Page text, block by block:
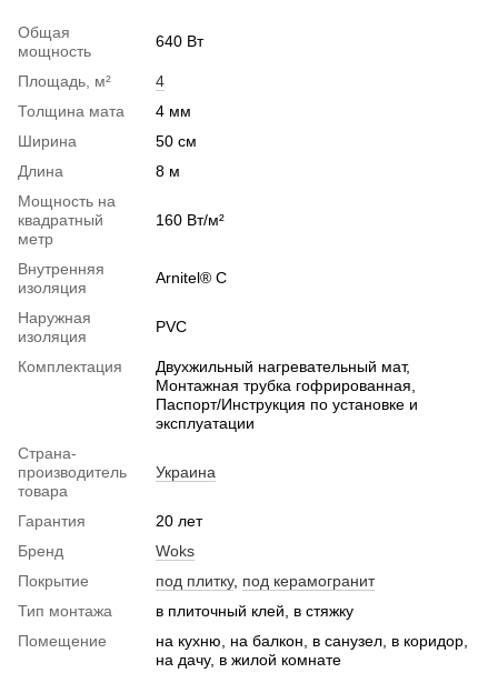
Общая
мощность
640 Вт
Площадь, м²
4
Толщина мата
4 мм
Ширина
50 см
Длина
8 м
Мощность на
квадратный
метр
160 Вт/м²
Внутренняя
изоляция
Arnitel® С
Наружная
изоляция
PVС
Комплектация
Двухжильный нагревательный мат,
Монтажная трубка гофрированная,
Паспорт/Инструкция по установке и
эксплуатации
Страна-
производитель
товара
Украина
Гарантия
20 лет
Бренд
Woks
Покрытие
под плитку, под керамогранит
Тип монтажа
в плиточный клей, в стяжку
Помещение
на кухню, на балкон, в санузел, в коридор,
на дачу, в жилой комнате